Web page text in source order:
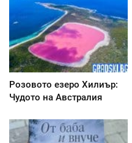
Розовото езеро Хилиър:
Чудото на Австралия